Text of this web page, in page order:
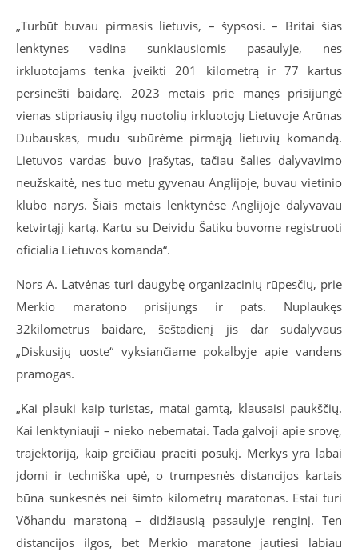
„Turbūt buvau pirmasis lietuvis, – šypsosi. – Britai šias
lenktynes vadina sunkiausiomis pasaulyje, nes
irkluotojams tenka įveikti 201 kilometrą ir 77 kartus
persinešti baidarę. 2023 metais prie manęs prisijungė
vienas stipriausių ilgų nuotolių irkluotojų Lietuvoje Arūnas
Dubauskas, mudu subūrėme pirmąją lietuvių komandą.
Lietuvos vardas buvo įrašytas, tačiau šalies dalyvavimo
neužskaitė, nes tuo metu gyvenau Anglijoje, buvau vietinio
klubo narys. Šiais metais lenktynėse Anglijoje dalyvavau
ketvirtąjį kartą. Kartu su Deividu Šatiku buvome registruoti
oficialia Lietuvos komanda“.
Nors A. Latvėnas turi daugybę organizacinių rūpesčių, prie
Merkio maratono prisijungs ir pats. Nuplaukęs
32kilometrus baidare, šeštadienį jis dar sudalyvaus
„Diskusijų uoste“ vyksiančiame pokalbyje apie vandens
pramogas.
„Kai plauki kaip turistas, matai gamtą, klausaisi paukščių.
Kai lenktyniauji – nieko nebematai. Tada galvoji apie srovę,
trajektoriją, kaip greičiau praeiti posūkį. Merkys yra labai
įdomi ir techniška upė, o trumpesnės distancijos kartais
būna sunkesnės nei šimto kilometrų maratonas. Estai turi
Võhandu maratoną – didžiausią pasaulyje renginį. Ten
distancijos ilgos, bet Merkio maratone jautiesi labiau